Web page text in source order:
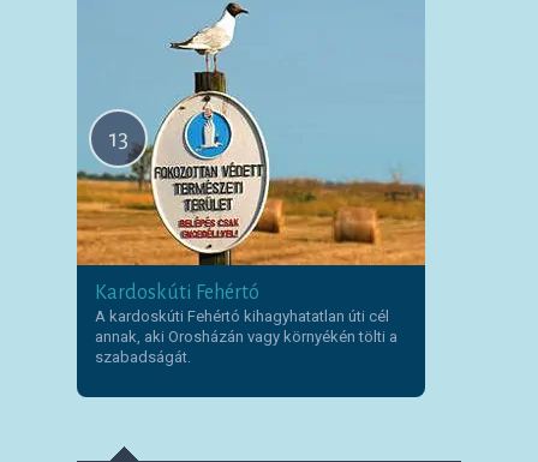
13
Kardoskúti Fehértó
A kardoskúti Fehértó kihagyhatatlan úti cél
annak, aki Orosházán vagy környékén tölti a
szabadságát.